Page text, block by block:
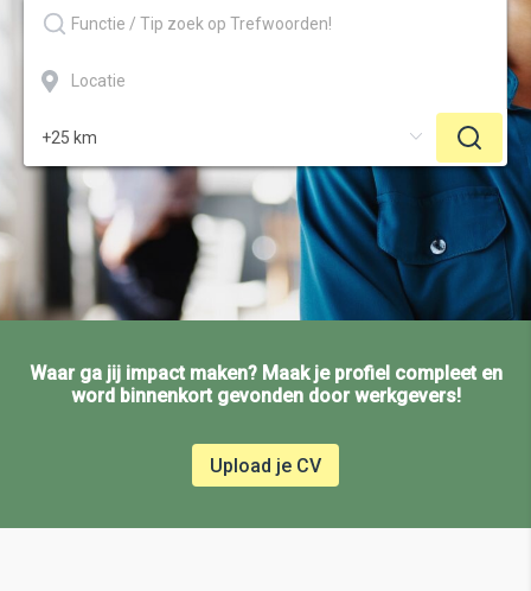
Waar ga jij impact maken? Maak je profiel compleet en
word binnenkort gevonden door werkgevers!
Upload je CV